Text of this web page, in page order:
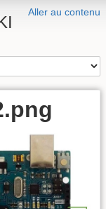
Aller au contenu